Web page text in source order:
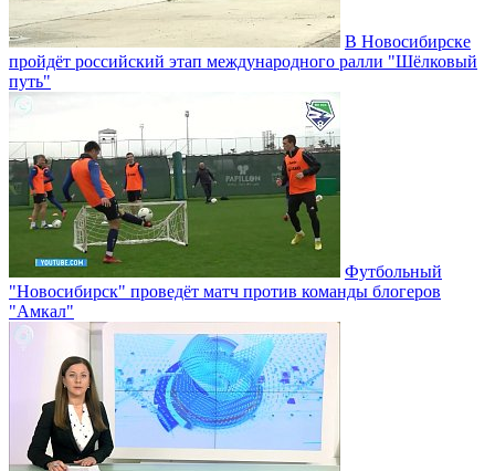
В Новосибирске
пройдёт российский этап международного ралли "Шёлковый
путь"
Футбольный
"Новосибирск" проведёт матч против команды блогеров
"Амкал"